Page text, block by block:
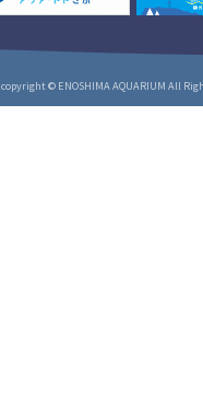
copyright © ENOSHIMA AQUARIUM All